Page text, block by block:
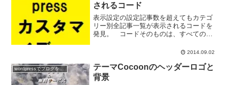
されるコード
表示設定の設定記事数を超えてもカテゴ
リー別全記事一覧が表示されるコードを
発見。 コードそのものは、すべてのカ
2014.09.02
wordpressでブログを作ろう
テーマCocoonのヘッダーロゴと
背景